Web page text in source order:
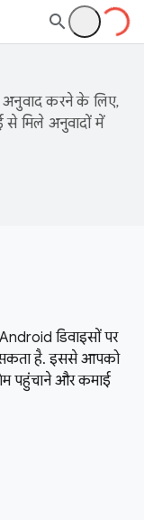
अनुवाद करने के लिए,
मिले अनुवादों में
डिवाइसों पर
सकता है. इससे आपको
पहुंचाने और कमाई